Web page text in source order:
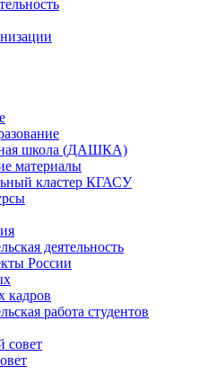
школа (ДАШКА)
материалы
кластер КГАСУ
деятельность
России
кадров
работа студентов
совет